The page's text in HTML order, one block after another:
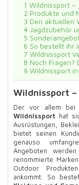
1 Wildnissport –
2 Produkte und
3 Den aktuellen
4 Jagdzubehör
5
6 So bestellt ihr
7 Wildnissport
8 Noch Fragen?
9 Wildnissport
Wildnissport –
Der vor allem bei
Wildnissport hat
Ausrüstungen,
bietet seinen
genauso
Angeboten
renommierte
Outdoor
ankommt. So